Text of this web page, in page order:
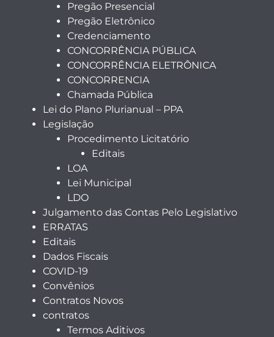
Pregão Presencial
Pregão Eletrônico
Credenciamento
CONCORRÊNCIA PÚBLICA
CONCORRÊNCIA ELETRÔNICA
CONCORRENCIA
Chamada Pública
Lei do Plano Plurianual – PPA
Legislação
Procedimento Licitatório
Editais
LOA
Lei Municipal
LDO
Julgamento das Contas Pelo Legislativo
ERRATAS
Editais
Dados Fiscais
COVID-19
Convênios
Contratos Novos
contratos
Termos Aditivos